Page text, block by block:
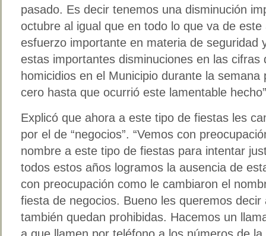
pasado. Es decir tenemos una disminución
octubre al igual que en todo lo que va de
esfuerzo importante en materia de seguridad
estas importantes disminuciones en las cifras
homicidios en el Municipio durante la
cero hasta que ocurrió este lamentable
Explicó que ahora a este tipo de fiestas les
por el de “negocios”. “Vemos con
nombre a este tipo de fiestas para intentar
todos estos años logramos la ausencia de
con preocupación como le cambiaron el
fiesta de negocios. Bueno les queremos
también quedan prohibidas. Hacemos un
a que llamen por teléfono a los números de